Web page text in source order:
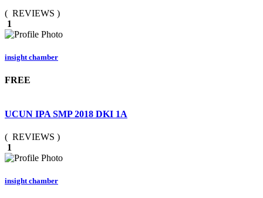
( REVIEWS )
1
insight chamber
FREE
UCUN IPA SMP 2018 DKI 1A
( REVIEWS )
1
insight chamber